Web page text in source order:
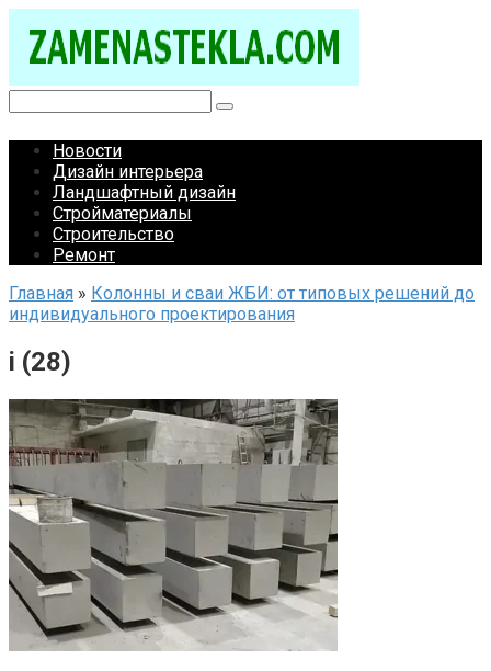
контенту
Новости
Дизайн интерьера
Ландшафтный дизайн
Стройматериалы
Строительство
Ремонт
Главная » Колонны и сваи ЖБИ: от типовых решений до
индивидуального проектирования
i (28)